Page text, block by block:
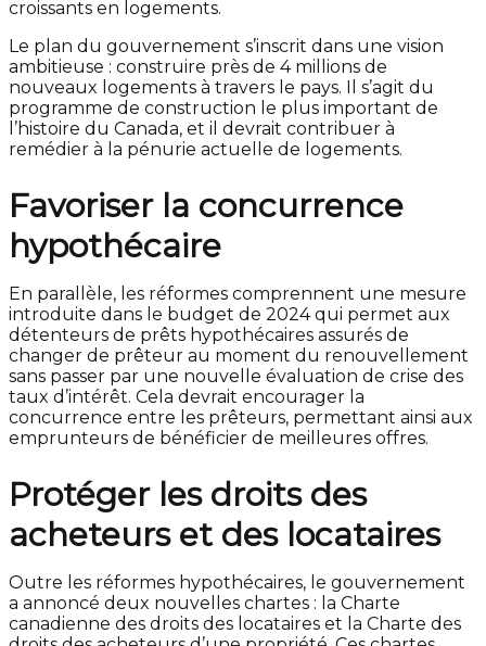
croissants en logements.
Le plan du gouvernement s’inscrit dans une vision
ambitieuse : construire près de 4 millions de
nouveaux logements à travers le pays. Il s’agit du
programme de construction le plus important de
l’histoire du Canada, et il devrait contribuer à
remédier à la pénurie actuelle de logements.
Favoriser la concurrence
hypothécaire
En parallèle, les réformes comprennent une mesure
introduite dans le budget de 2024 qui permet aux
détenteurs de prêts hypothécaires assurés de
changer de prêteur au moment du renouvellement
sans passer par une nouvelle évaluation de crise des
taux d’intérêt. Cela devrait encourager la
concurrence entre les prêteurs, permettant ainsi aux
emprunteurs de bénéficier de meilleures offres.
Protéger les droits des
acheteurs et des locataires
Outre les réformes hypothécaires, le gouvernement
a annoncé deux nouvelles chartes : la Charte
canadienne des droits des locataires et la Charte des